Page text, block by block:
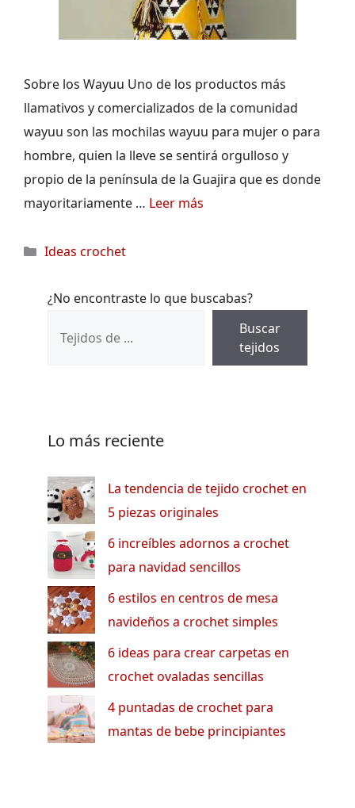
Sobre los Wayuu Uno de los productos más
llamativos y comercializados de la comunidad
wayuu son las mochilas wayuu para mujer o para
hombre, quien la lleve se sentirá orgulloso y
propio de la península de la Guajira que es donde
mayoritariamente … Leer más
Categorías
Ideas crochet
¿No encontraste lo que buscabas?
Buscar
tejidos
Lo más reciente
La tendencia de tejido crochet en
5 piezas originales
6 increíbles adornos a crochet
para navidad sencillos
6 estilos en centros de mesa
navideños a crochet simples
6 ideas para crear carpetas en
crochet ovaladas sencillas
4 puntadas de crochet para
mantas de bebe principiantes